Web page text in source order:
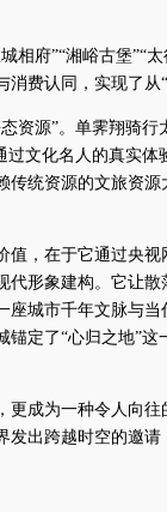
相府”“湘峪古堡”“
费认同，实现了从
资源”。单霁翔骑
文化名人的真实
统资源的文旅资
值，在于它通过央
代形象建构。它让
城市千年文脉与
定了“心归之地”
更成为一种令人向
出跨越时空的邀